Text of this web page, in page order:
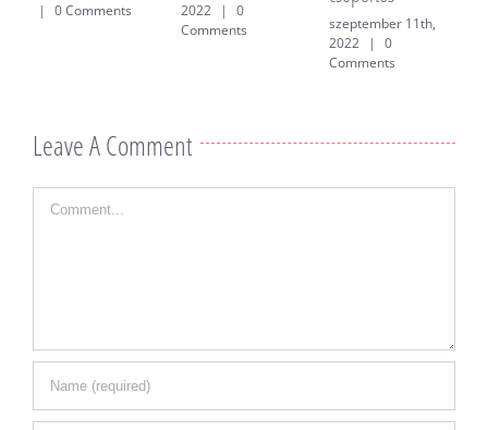
|
0 Comments
2022
|
0
Comments
szeptember 11th,
2022
|
0
Comments
Leave A Comment
Comment